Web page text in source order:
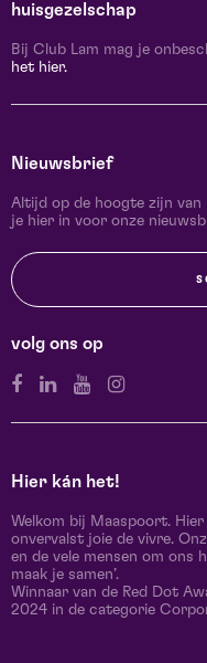
huisgezelschap
Bij Club Lam mag je
het hier.
Nieuwsbrief
Altijd op de hoogte zijn
je hier in voor onze
volg ons op
Hier kán het!
Welkom bij Maaspoort.
onvervalst joie de vivre.
en de vele mensen om ons
maak je samen’.
Winnaar van de Red Dot
2024 in de categorie